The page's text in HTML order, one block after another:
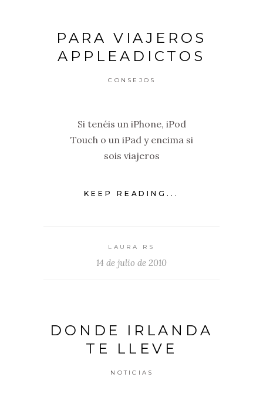
PARA VIAJEROS
APPLEADICTOS
CONSEJOS
Si tenéis un iPhone, iPod
Touch o un iPad y encima si
sois viajeros
KEEP READING...
LAURA RS
14 de julio de 2010
DONDE IRLANDA
TE LLEVE
NOTICIAS